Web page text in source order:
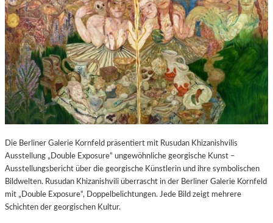
Die Berliner Galerie Kornfeld präsentiert mit Rusudan Khizanishvilis
Ausstellung „Double Exposure“ ungewöhnliche georgische Kunst –
Ausstellungsbericht über die georgische Künstlerin und ihre symbolischen
Bildwelten. Rusudan Khizanishvili überrascht in der Berliner Galerie Kornfeld
mit „Double Exposure“, Doppelbelichtungen. Jede Bild zeigt mehrere
Schichten der georgischen Kultur.